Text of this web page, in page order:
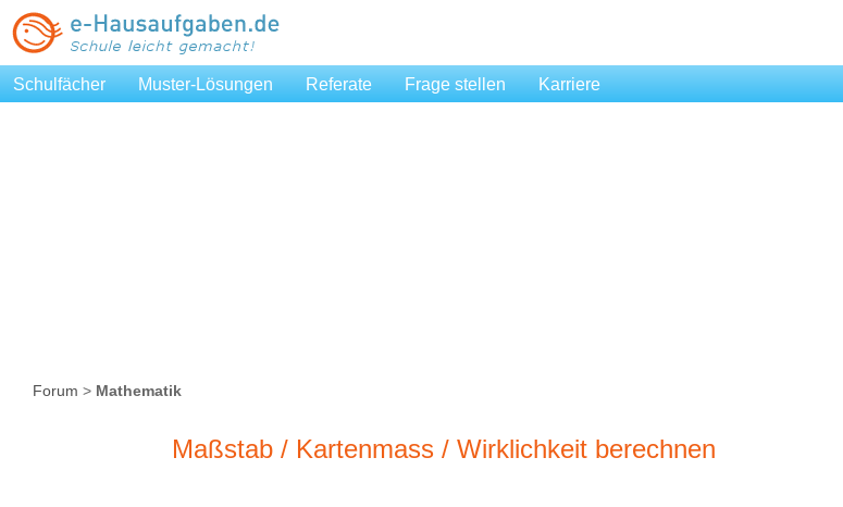
Schulfächer Muster-Lösungen Referate Frage stellen Karriere
Forum > Mathematik
Maßstab / Kartenmass / Wirklichkeit berechnen